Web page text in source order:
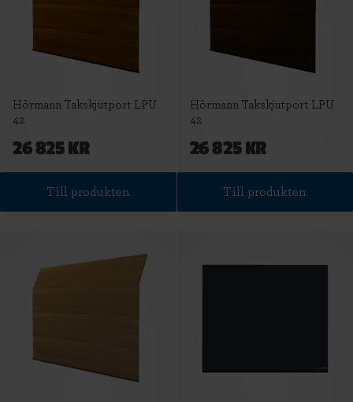
Hörmann Takskjutport LPU
42
26 825 KR
Till produkten
Hörmann Takskjutport LPU
42
26 825 KR
Till produkten